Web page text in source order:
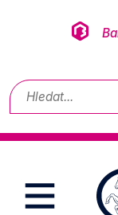
Vyhledávání